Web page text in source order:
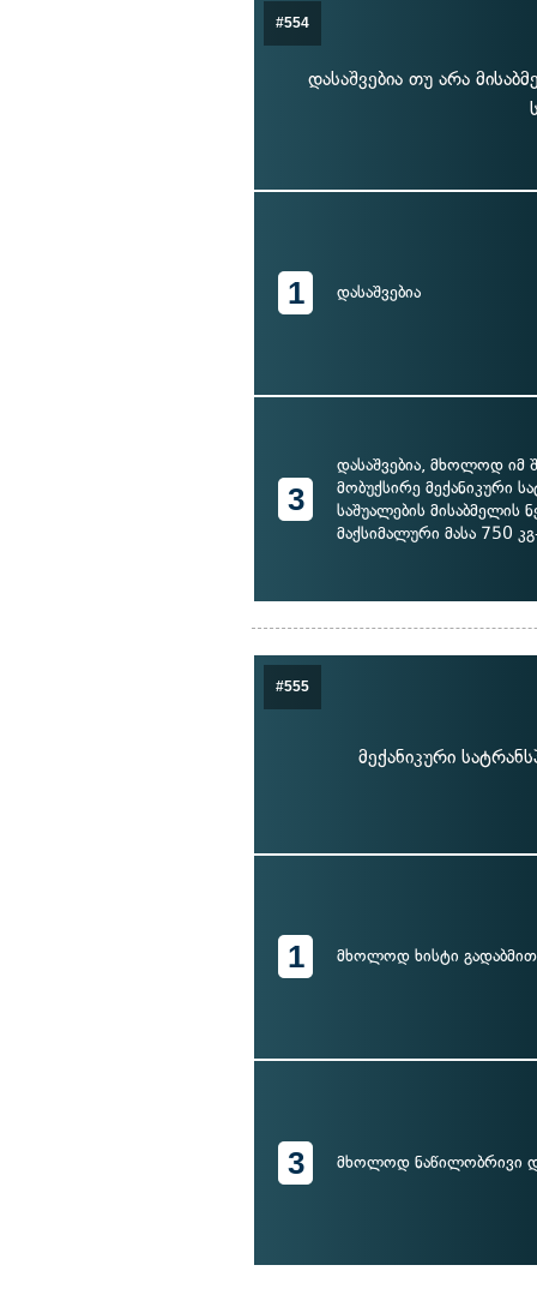
#554
დასაშვებია თუ არა
1 დასაშვებია
3
დასაშვებია, მხოლოდ იმ
მობუქსირე მექანიკური
საშუალების მისაბმელის
მაქსიმალური მასა 750
#555
მექანიკური
1 მხოლოდ ხისტი გადაბმით
3 მხოლოდ ნაწილობრივი